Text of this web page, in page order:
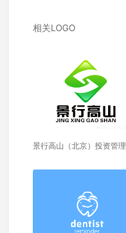
相关LOGO
景行高山（北京）投资管理